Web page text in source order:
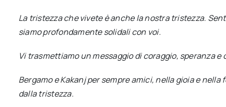
La tristezza che vivete è anche la nostra tristezza.
siamo profondamente solidali con voi.
Vi trasmettiamo un messaggio di coraggio, speranza e
Bergamo e Kakanj per sempre amici, nella gioia e
dalla tristezza.